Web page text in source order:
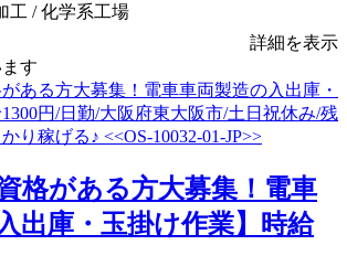
工 / 化学系工場
詳細を表示
す
格がある方大募集！電車
出庫・玉掛け作業】時給